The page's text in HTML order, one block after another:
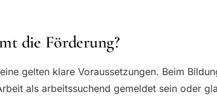
die Förderung?
gelten klare Voraussetzungen. Beim
als arbeitssuchend gemeldet sein oder